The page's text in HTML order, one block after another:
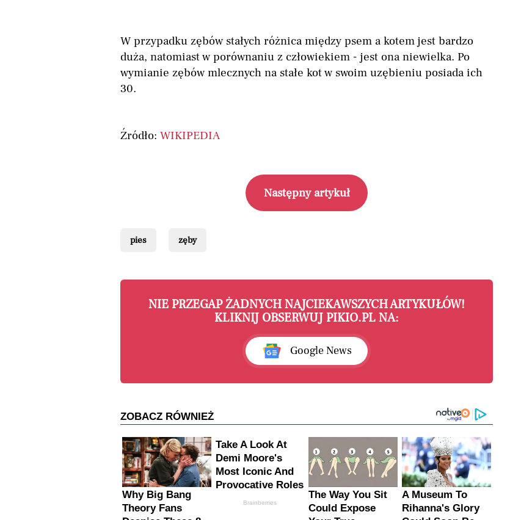
W przypadku zębów stałych różnica między psem a kotem jest bardzo
duża, natomiast w porównaniu z człowiekiem - jest ona niewielka. Po
wymianie zębów mlecznych na stałe kot w swoim uzębieniu posiada ich
30.
Źródło: WIKIPEDIA
Następny artykuł
pies zęby
NIE PRZEGAP ŻADNYCH NAJCIEKAWSZYCH ARTYKUŁÓW!
KLIKNIJ OBSERWUJ PIKIO.PL NA:
Google News
ZOBACZ RÓWNIEŻ
Why Big Bang
Theory Fans
Take A Look At
Demi Moore's
Most Iconic And
Provocative Roles
Brainberries
The Way You Sit
Could Expose
A Museum To
Rihanna's Glory